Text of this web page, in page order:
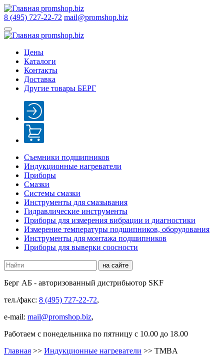
8 (495) 727-22-72 mail@promshop.biz
Цены
Каталоги
Контакты
Доставка
Другие товары БЕРГ
Съемники подшипников
Индукционные нагреватели
Приборы
Смазки
Системы смазки
Инструменты для смазывания
Гидравлические инструменты
Приборы для измерения вибрации и диагностики
Измерение температуры подшипников, оборудования
Инструменты для монтажа подшипников
Приборы для выверки соосности
Берг АБ - авторизованный дистрибьютор SKF
тел./факс: 8 (495) 727-22-72,
e-mail: mail@promshop.biz,
Работаем c понедельника по пятницу с 10.00 до 18.00
Главная >> Индукционные нагреватели >> TMBA